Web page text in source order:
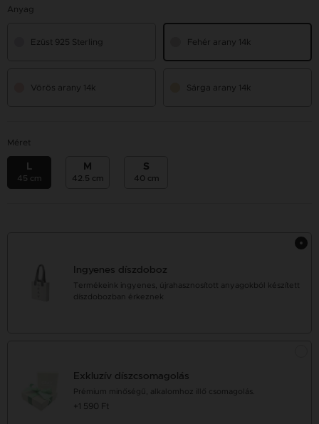
Anyag
Ezüst 925 Sterling Fehér arany 14k
Vörös arany 14k Sárga arany 14k
Méret
L
45 cm
M
42.5 cm
S
40 cm
Ingyenes díszdoboz
Termékeink ingyenes, újrahasznosított anyagokból készített
díszdobozban érkeznek
Exkluzív díszcsomagolás
Prémium minőségű, alkalomhoz illő csomagolás.
+1 590 Ft